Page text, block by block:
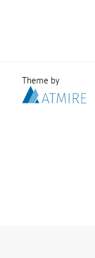
Theme by